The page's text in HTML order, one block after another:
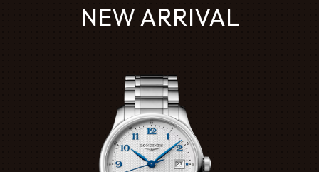
NEW ARRIVAL